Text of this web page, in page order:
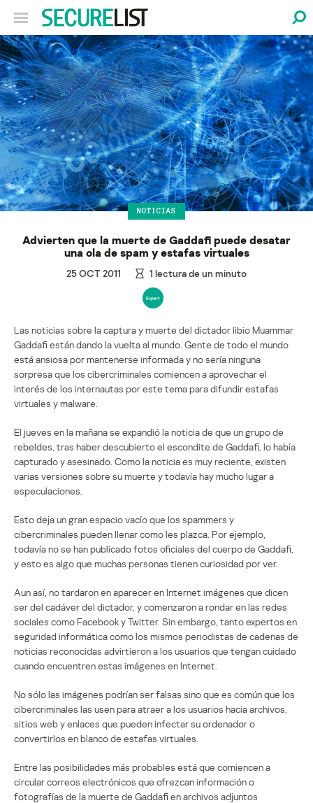
NOTICIAS
Advierten que la muerte de Gaddafi puede desatar
una ola de spam y estafas virtuales
25 OCT 2011 1 lectura de un minuto
Las noticias sobre la captura y muerte del dictador libio Muammar
Gaddafi están dando la vuelta al mundo. Gente de todo el mundo
está ansiosa por mantenerse informada y no sería ninguna
sorpresa que los cibercriminales comiencen a aprovechar el
interés de los internautas por este tema para difundir estafas
virtuales y malware.
El jueves en la mañana se expandió la noticia de que un grupo de
rebeldes, tras haber descubierto el escondite de Gaddafi, lo había
capturado y asesinado. Como la noticia es muy reciente, existen
varias versiones sobre su muerte y todavía hay mucho lugar a
especulaciones.
Esto deja un gran espacio vacío que los spammers y
cibercriminales pueden llenar como les plazca. Por ejemplo,
todavía no se han publicado fotos oficiales del cuerpo de Gaddafi,
y esto es algo que muchas personas tienen curiosidad por ver.
Aun así, no tardaron en aparecer en Internet imágenes que dicen
ser del cadáver del dictador, y comenzaron a rondar en las redes
sociales como Facebook y Twitter. Sin embargo, tanto expertos en
seguridad informática como los mismos periodistas de cadenas de
noticias reconocidas advirtieron a los usuarios que tengan cuidado
cuando encuentren estas imágenes en Internet.
No sólo las imágenes podrían ser falsas sino que es común que los
cibercriminales las usen para atraer a los usuarios hacia archivos,
sitios web y enlaces que pueden infectar su ordenador o
convertirlos en blanco de estafas virtuales.
Entre las posibilidades más probables está que comiencen a
circular correos electrónicos que ofrezcan información o
fotografías de la muerte de Gaddafi en archivos adjuntos